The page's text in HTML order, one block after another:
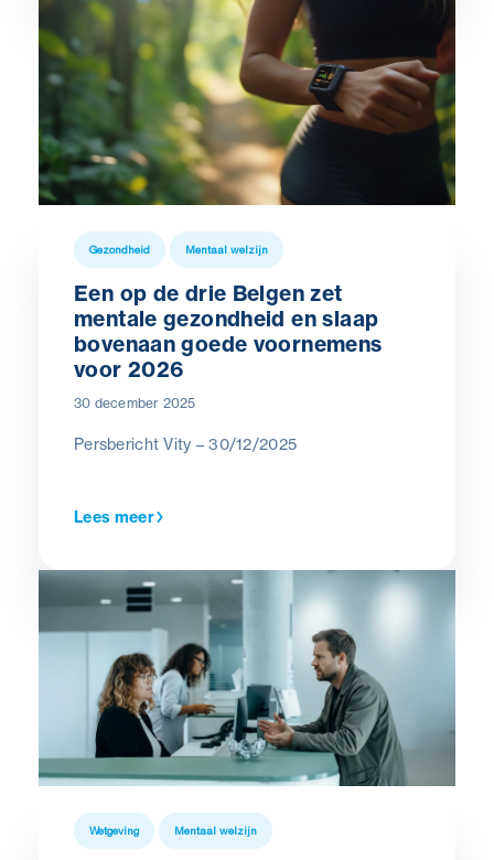
kan je daarop geven? Een beter begrip is
essentieel om er beter mee om te kunnen
gaan.
Gezondheid Mentaal welzijn
Een op de drie Belgen zet
mentale gezondheid en slaap
bovenaan goede voornemens
voor 2026
30 december 2025
Persbericht Vity – 30/12/2025
Lees meer
Wetgeving Mentaal welzijn